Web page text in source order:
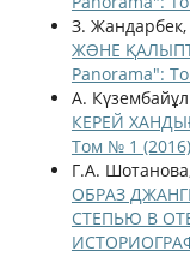
З. Жандарбек,
ЖƏНЕ
Panorama":
А.
КЕРЕЙ
Том № 1 (2016)
Г.А.
ОБРАЗ
СТЕПЬЮ В